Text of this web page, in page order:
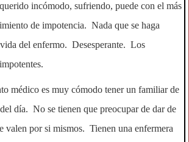
incómodo, sufriendo, puede con el más
de impotencia. Nada que se haga
del enfermo. Desesperante. Los
médico es muy cómodo tener un familiar de
día. No se tienen que preocupar de dar de
valen por si mismos. Tienen una enfermera